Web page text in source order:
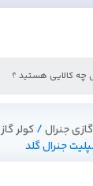
/کولر گازی